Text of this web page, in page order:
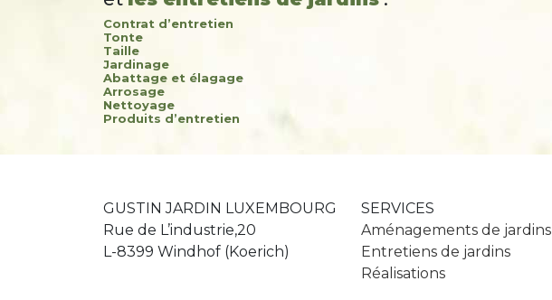
Contrat d’entretien
Tonte
Taille
Jardinage
Abattage et élagage
Arrosage
Nettoyage
Produits d’entretien
GUSTIN JARDIN LUXEMBOURG
Rue de L’industrie,20
L-8399 Windhof (Koerich)
SERVICES
Aménagements de jardins
Entretiens de jardins
Réalisations